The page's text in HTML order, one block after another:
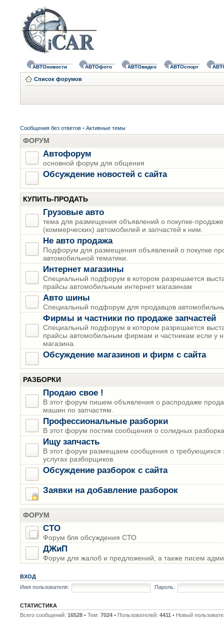
АВТОновости АВТОфото АВТОвидео АВТОспорт
Список форумов
Сообщения без ответов • Активные темы
ФОРУМ
Автофорум
основной форум для общения
Обсуждение новостей с сайта
КУПИТЬ-ПРОДАТЬ
Грузовые авто
тема для размещения объявлений о покупке-продаже
(коммерческих) автомобилей и запчастей к ним.
Не авто продажа
Подфорум для размещения объявлений о покупке
автомобильной тематики.
Интернет магазины
Специальный подфорум в котором разрешается
прайсы автомобильным интернет магазинам
Авто шины
Специальный подфорум для продавцов
Фирмы и частники по продаже запчастей
Специальный подфорум в котором разрешается
прайсы автомобильным фирмам и частникам если у
магазина.
Обсуждение магазинов и фирм с сайта
РАЗБОРКИ
Продаю свое !
В этот форум пишем объявления о распродаже
машин по запчастям.
Профессиональные разборки
В этот форум постим сообщения о солидных
Ищу запчасть
В этот форум размещаем сообщения о требующихся
услугах разборщиков.
Обсуждение разборок с сайта
Заявки на добавление разборок
ФОРУМ
СТО
Форум бля обсуждения СТО
ДЖиП
Форум для жалоб и предложений, а также писем
ВХОД
Имя пользователя:
Пароль:
СТАТИСТИКА
Всего сообщений: 16528 • Тем: 7024 • Пользователей: 4411 • Новый